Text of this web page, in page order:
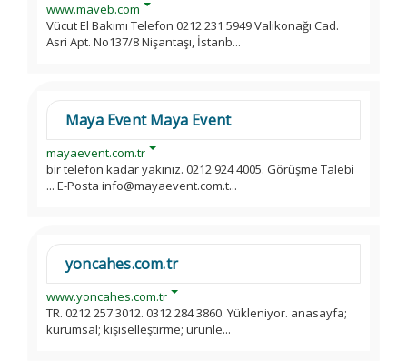
www.maveb.com
Vücut El Bakımı Telefon 0212 231 5949 Valikonağı Cad.
Asri Apt. No137/8 Nişantaşı, İstanb...
Maya Event Maya Event
mayaevent.com.tr
bir telefon kadar yakınız. 0212 924 4005. Görüşme Talebi
... E-Posta info@mayaevent.com.t...
yoncahes.com.tr
www.yoncahes.com.tr
TR. 0212 257 3012. 0312 284 3860. Yükleniyor. anasayfa;
kurumsal; kişiselleştirme; ürünle...